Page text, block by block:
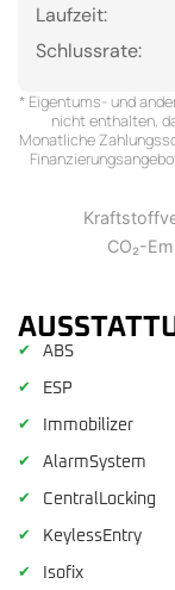
Laufzeit:
Schlussrate:
* Eigentums- und
nicht enthalten,
Monatliche
CO₂-
✔ ABS
✔ ESP
✔ Immobilizer
✔ AlarmSystem
✔ CentralLocking
✔ KeylessEntry
✔ Isofix